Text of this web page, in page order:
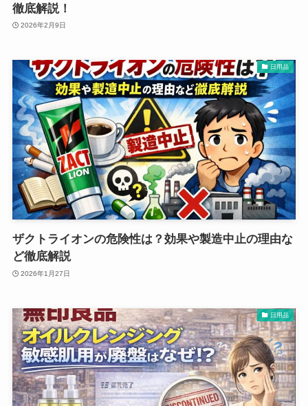
徹底解説！
2026年2月9日
日用品
ザクトライオンの危険性は？効果や製造中止の理由な
ど徹底解説
2026年1月27日
日用品